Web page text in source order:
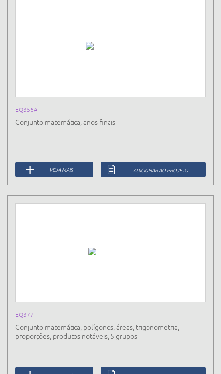
EQ356A
Conjunto matemática, anos finais
VEJA MAIS ADICIONAR AO PROJETO
EQ377
Conjunto matemática, polígonos, áreas, trigonometria,
proporções, produtos notáveis, 5 grupos